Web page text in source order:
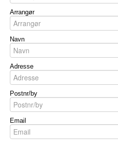
Arrangør
Navn
Adresse
Postnr/by
Email